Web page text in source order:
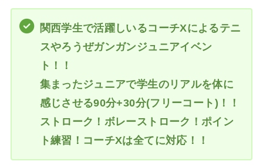
関西学生で活躍しいるコーチXによるテニ
スやろうぜガンガンジュニアイベン
ト！！
集まったジュニアで学生のリアルを体に
感じさせる90分+30分(フリーコート)！！
ストローク！ボレーストローク！ポイン
ト練習！コーチXは全てに対応！！